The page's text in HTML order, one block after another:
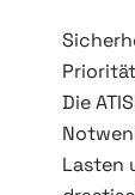
Die
Lasten